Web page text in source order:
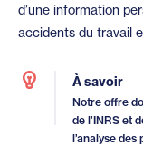
d’une information
accidents du travail
À savoir
Notre offre
de l’INRS et
l’analyse